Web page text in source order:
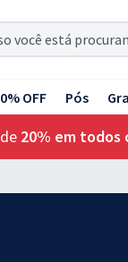
OFF Pós
20% em todos